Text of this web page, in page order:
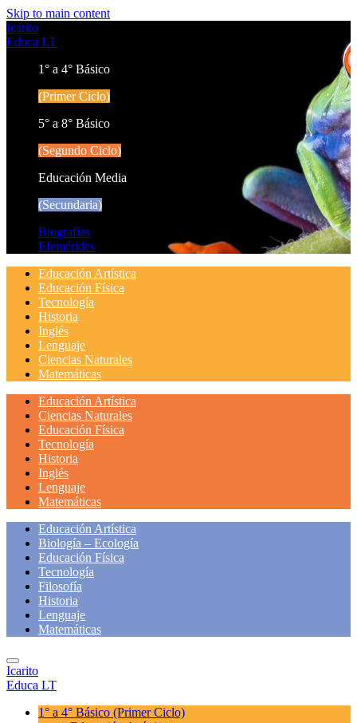
Skip to main content
Icarito
Educa LT
1° a 4° Básico
(Primer Ciclo)
5° a 8° Básico
(Segundo Ciclo)
Educación Media
(Secundaria)
Biografías
Efemérides
Educación Artística
Educación Física
Tecnología
Historia
Inglés
Lenguaje
Ciencias Naturales
Matemáticas
Educación Artística
Ciencias Naturales
Educación Física
Tecnología
Historia
Inglés
Lenguaje
Matemáticas
Educación Artística
Biología – Ecología
Educación Física
Tecnología
Filosofía
Historia
Lenguaje
Matemáticas
Icarito
Educa LT
1° a 4° Básico (Primer Ciclo)